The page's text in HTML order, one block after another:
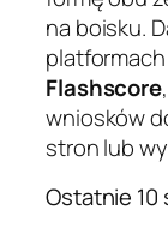
na boisku.
Flashscore
wniosków
stron lub
Ostatnie 10